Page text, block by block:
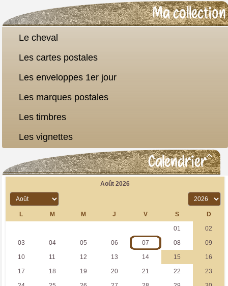
Ma collection
Le cheval
Les cartes postales
Les enveloppes 1er jour
Les marques postales
Les timbres
Les vignettes

Calendrier